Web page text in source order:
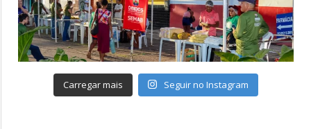
Carregar mais Seguir no Instagram